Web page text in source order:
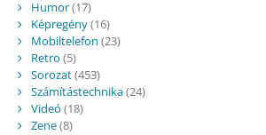
Humor(17)
Képregény(16)
Mobiltelefon (23)
Retro (5)
Sorozat(453)
Számítástechnika(24)
Videó (18)
Zene(8)